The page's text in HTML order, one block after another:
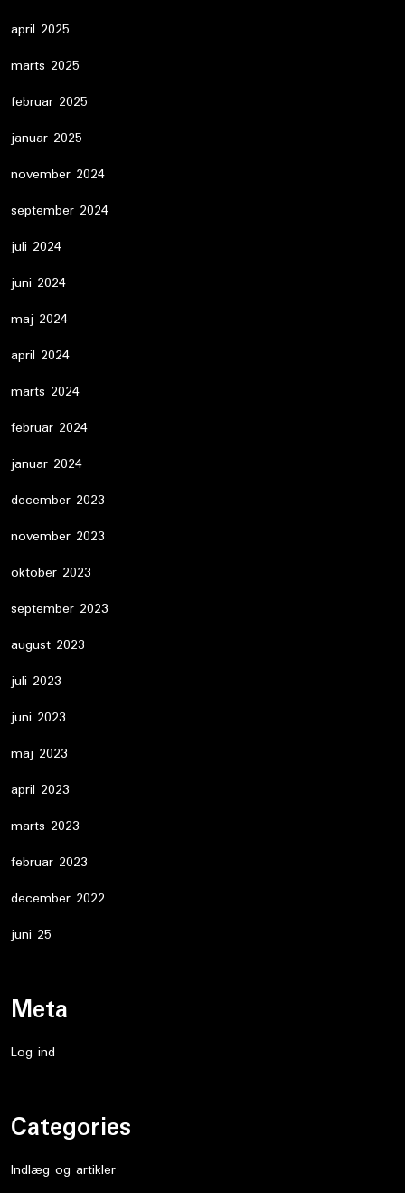
april 2025
marts 2025
februar 2025
januar 2025
november 2024
september 2024
juli 2024
juni 2024
maj 2024
april 2024
marts 2024
februar 2024
januar 2024
december 2023
november 2023
oktober 2023
september 2023
august 2023
juli 2023
juni 2023
maj 2023
april 2023
marts 2023
februar 2023
december 2022
juni 25
Meta
Log ind
Categories
Indlæg og artikler